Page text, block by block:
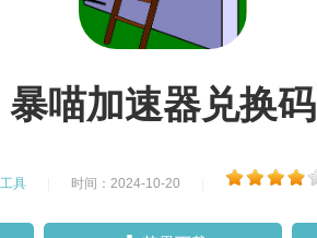
暴喵加速器兑换码
工具 时间：2024-10-20